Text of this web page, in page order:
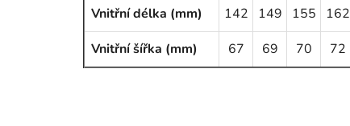
Vnitřní délka (mm)
142 149 155 162
Vnitřní šířka (mm)
67 69 70 72